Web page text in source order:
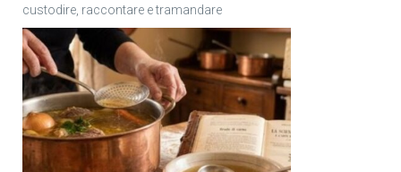
custodire, raccontare e tramandare